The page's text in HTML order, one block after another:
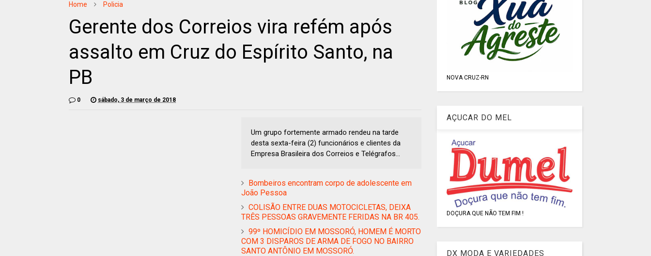
Home Policia
Gerente dos Correios vira refém após
assalto em Cruz do Espírito Santo, na
PB
0 sábado, 3 de março de 2018
Um grupo fortemente armado rendeu na tarde
desta sexta-feira (2) funcionários e clientes da
Empresa Brasileira dos Correios e Telégrafos...
Bombeiros encontram corpo de adolescente em
João Pessoa
COLISÃO ENTRE DUAS MOTOCICLETAS, DEIXA
TRÊS PESSOAS GRAVEMENTE FERIDAS NA BR 405.
99º HOMICÍDIO EM MOSSORÓ, HOMEM É MORTO
COM 3 DISPAROS DE ARMA DE FOGO NO BAIRRO
SANTO ANTÔNIO EM MOSSORÓ.
NOVA CRUZ-RN
AÇUCAR DO MEL
DOÇURA QUE NÃO TEM FIM !
DX MODA E VARIEDADES